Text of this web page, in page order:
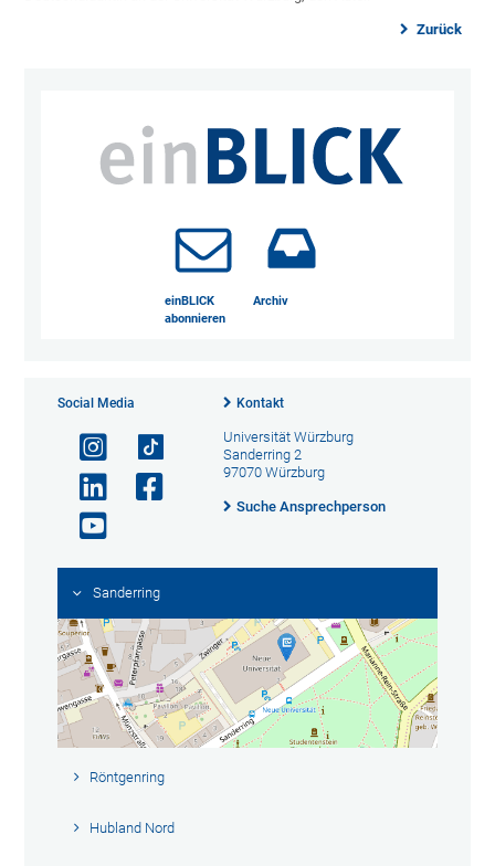
Zurück
einBLICK
abonnieren
Archiv
Social Media Kontakt
Universität Würzburg
Sanderring 2
97070 Würzburg
Suche Ansprechperson
Sanderring
Röntgenring
Hubland Nord